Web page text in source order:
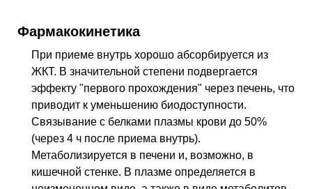
Фармакокинетика
При приеме внутрь хорошо абсорбируется из
ЖКТ. В значительной степени подвергается
эффекту "первого прохождения" через печень, что
приводит к уменьшению биодоступности.
Связывание с белками плазмы крови до 50%
(через 4 ч после приема внутрь).
Метаболизируется в печени и, возможно, в
кишечной стенке. В плазме определяется в